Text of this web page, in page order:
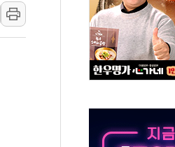
곡서 수위 상승으로 피서객 7명 고립…
'별똥별 멍' 운영…페르세우스 유성우
동해안 시간당 50mm 이상 폭우…호우
하던 90대 숨져…온열질환 여부 조사
주가누르기 방지법' 전면 재검토 지시
울진 시간당 20~30mm 강한 비...가뭄